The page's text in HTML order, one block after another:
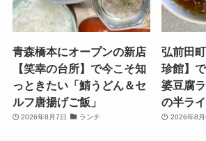
青森橋本にオープンの新店
【笑幸の台所】で今こそ知
っときたい「鯖うどん＆セ
ルフ唐揚げご飯」
2026年8月7日 ランチ
弘前田
珍館】
婆豆腐
の半ラ
2026年8月